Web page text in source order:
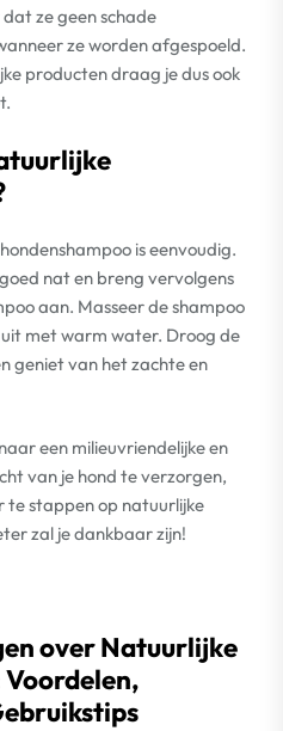
ze geen schade
ze worden afgespoeld.
producten draag je dus ook
is eenvoudig.
nat en breng vervolgens
aan. Masseer de shampoo
met warm water. Droog de
geniet van het zachte en
een milieuvriendelijke en
van je hond te verzorgen,
te stappen op natuurlijke
zal je dankbaar zijn!
over Natuurlijke